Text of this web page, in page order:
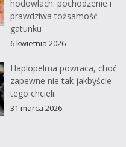
hodowlach: pochodzenie i
prawdziwa tożsamość
gatunku
6 kwietnia 2026
Haplopelma powraca, choć
zapewne nie tak jakbyście
tego chcieli.
31 marca 2026